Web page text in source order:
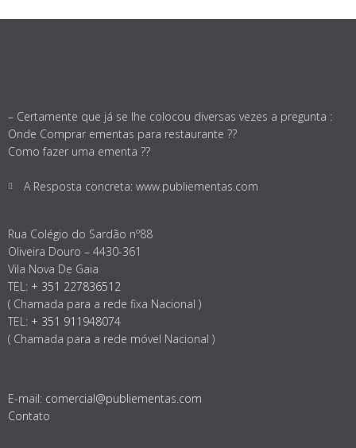
– Certamente que já se lhe colocou diversas vezes a pregunta :
Onde Comprar ementas para restaurante ??
Como fazer uma ementa ??
A Resposta concreta: www.publiementas.com
Rua Colégio do Sardão nº88
Oliveira Douro – 4430-361
Vila Nova De Gaia
TEL: + 351 227836512
( Chamada para a rede fixa Nacional )
TEL: + 351 911948074
( Chamada para a rede móvel Nacional )
E-mail: comercial@publiementas.com
Contato